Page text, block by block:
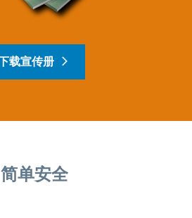
下载宣传册
简单安全